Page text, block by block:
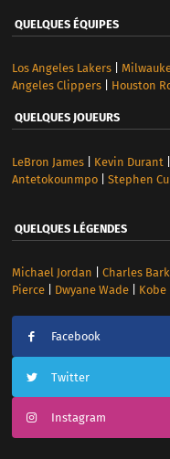
QUELQUES ÉQUIPES
Los Angeles Lakers|
Angeles Clippers| Houston
QUELQUES JOUEURS
LeBron James| Kevin Durant
Antetokounmpo| Stephen
QUELQUES LÉGENDES
Michael Jordan Charles
Pierce| Dwyane Wade| Kobe
Facebook
Twitter
Instagram